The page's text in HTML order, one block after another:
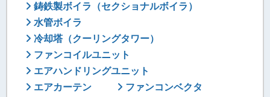
鋳鉄製ボイラ（セクショナルボイラ）
水管ボイラ
冷却塔（クーリングタワー）
ファンコイルユニット
エアハンドリングユニット
エアカーテン
ファンコンベクタ